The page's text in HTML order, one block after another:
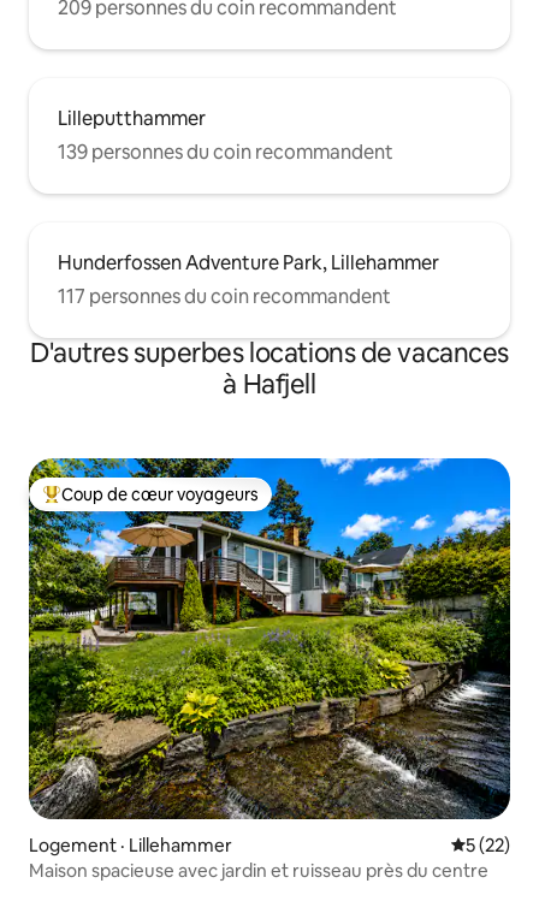
209 personnes du coin recommandent
Lilleputthammer
139 personnes du coin recommandent
Hunderfossen Adventure Park, Lillehammer
117 personnes du coin recommandent
D'autres superbes locations de vacances
à Hafjell
Coup de cœur voyageurs parmi les plus aimés
Coup de cœur voyageurs
Logement · Lillehammer Note
5 (22)
Maison spacieuse avec jardin et ruisseau près du centre